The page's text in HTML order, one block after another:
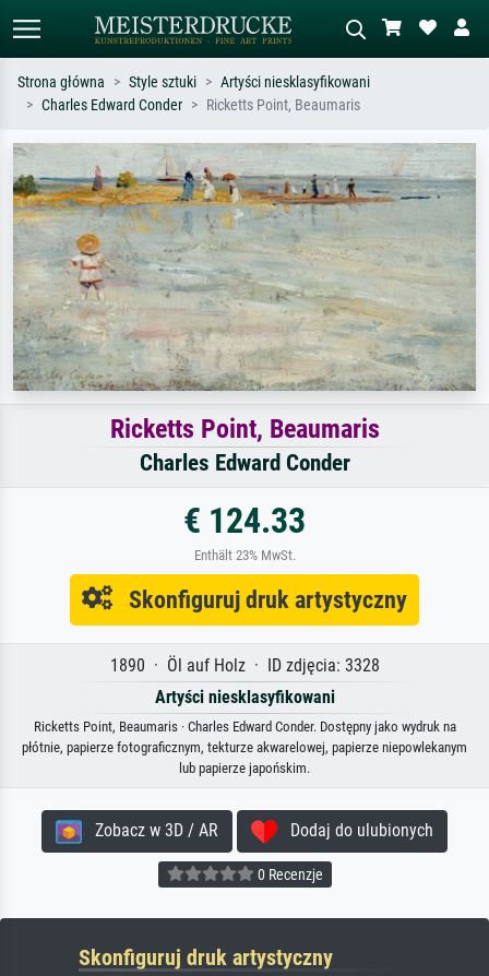
Szukaj wg artysty, tytułu lub stylu – np.
Monet, Gwiaździsta noc,
impresjonizm, fala Hokusaia, akt.
Opisz scenę – np. zielona łąka,
abstrakcja z czerwienią, ciemny olej,
stojący akt obok drzewa.
Strona główna Style sztuki
Artyści niesklasyfikowani
Charles Edward Conder
Ricketts Point, Beaumaris
Ricketts Point, Beaumaris
Charles Edward Conder
€ 124.33
Enthält 23% MwSt.
Skonfiguruj druk artystyczny
1890 · Öl auf Holz · ID zdjęcia: 3328
Artyści niesklasyfikowani
Ricketts Point, Beaumaris · Charles Edward Conder. Dostępny jako wydruk na
płótnie, papierze fotograficznym, tekturze akwarelowej, papierze niepowlekanym
lub papierze japońskim.
Zobacz w 3D / AR Dodaj do ulubionych
0 Recenzje
Skonfiguruj druk artystyczny